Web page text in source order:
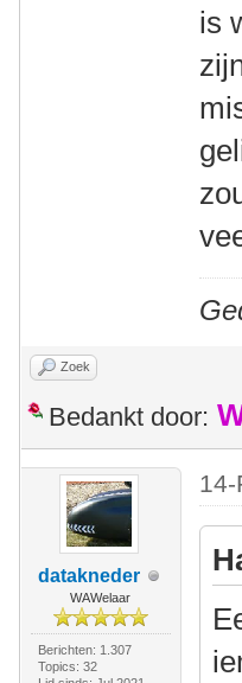
is
Zoek
Bedankt door:
datakneder
WAWelaar
Berichten: 1.307
Topics: 32